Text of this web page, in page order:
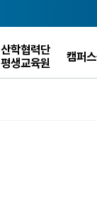
산학협력단
평생교육원
캠퍼